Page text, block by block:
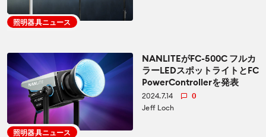
照明器具ニュース
照明器具ニュース
NANLITEがFC-500C フルカ
ラーLEDスポットライトとFC
PowerControllerを発表
2024.7.14
0
Jeff Loch